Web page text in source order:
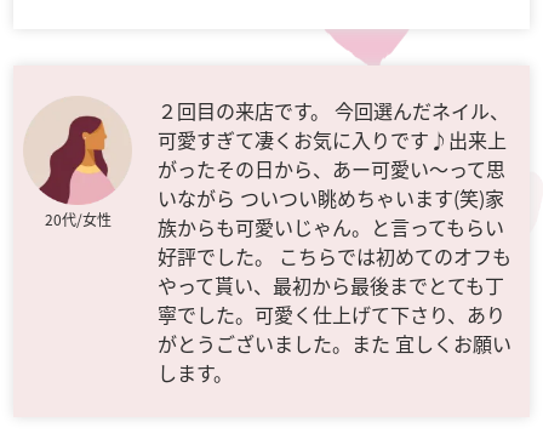
20代/女性
２回目の来店です。 今回選んだネイル、
可愛すぎて凄くお気に入りです♪出来上
がったその日から、あー可愛い～って思
いながら ついつい眺めちゃいます(笑)家
族からも可愛いじゃん。と言ってもらい
好評でした。 こちらでは初めてのオフも
やって貰い、最初から最後までとても丁
寧でした。可愛く仕上げて下さり、あり
がとうございました。また 宜しくお願い
します。